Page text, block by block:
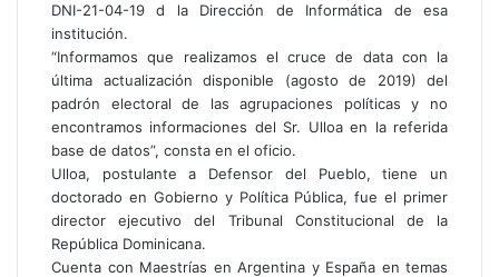
DNI-21-04-19 d la Dirección de Informática de esa
institución.
“Informamos que realizamos el cruce de data con la
última actualización disponible (agosto de 2019) del
padrón electoral de las agrupaciones políticas y no
encontramos informaciones del Sr. Ulloa en la referida
base de datos”, consta en el oficio.
Ulloa, postulante a Defensor del Pueblo, tiene un
doctorado en Gobierno y Política Pública, fue el primer
director ejecutivo del Tribunal Constitucional de la
República Dominicana.
Cuenta con Maestrías en Argentina y España en temas